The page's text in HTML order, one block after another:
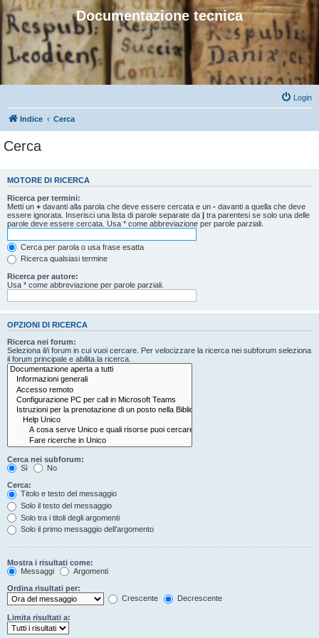
Documentazione tecnica
Login
Indice Cerca
Cerca
MOTORE DI RICERCA
Ricerca per termini:
Metti un + davanti alla parola che deve essere cercata e un - davanti a quella che deve
essere ignorata. Inserisci una lista di parole separate da | tra parentesi se solo una delle
parole deve essere cercata. Usa * come abbreviazione per parole parziali.
Cerca per parola o usa frase esatta
Ricerca qualsiasi termine
Ricerca per autore:
Usa * come abbreviazione per parole parziali.
OPZIONI DI RICERCA
Ricerca nei forum:
Seleziona il/i forum in cui vuoi cercare. Per velocizzare la ricerca nei subforum seleziona
il forum principale e abilita la ricerca.
Cerca nei subforum:
Sì
No
Cerca:
Titolo e testo del messaggio
Solo il testo del messaggio
Solo tra i titoli degli argomenti
Solo il primo messaggio dell’argomento
Mostra i risultati come:
Messaggi
Argomenti
Ordina risultati per:
Crescente
Decrescente
Limita risultati a: